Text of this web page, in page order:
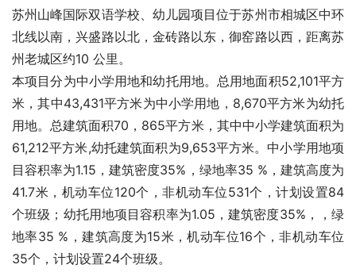
苏州山峰国际双语学校、幼儿园项目位于苏州市相城区中环
北线以南，兴盛路以北，金砖路以东，御窑路以西，距离苏
州老城区约10 公里。
本项目分为中小学用地和幼托用地。总用地面积52,101平方
米，其中43,431平方米为中小学用地，8,670平方米为幼托
用地。总建筑面积70，865平方米，其中中小学建筑面积为
61,212平方米,幼托建筑面积为9,653平方米。中小学用地项
目容积率为1.15，建筑密度35%，绿地率35 %，建筑高度为
41.7米，机动车位120个，非机动车位531个，计划设置84
个班级；幼托用地项目容积率为1.05，建筑密度35%，，绿
地率35 %，建筑高度为15米，机动车位16个，非机动车位
35个，计划设置24个班级。